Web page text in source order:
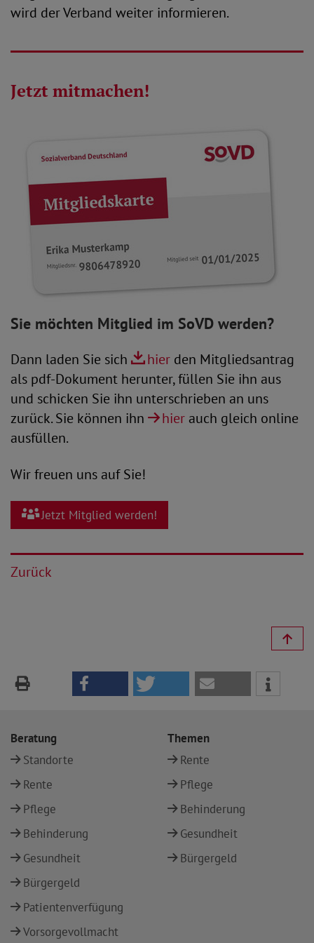
wird der Verband weiter informieren.
Jetzt mitmachen!
Sie möchten Mitglied im SoVD werden?
Dann laden Sie sich hier den Mitgliedsantrag
als pdf-Dokument herunter, füllen Sie ihn aus
und schicken Sie ihn unterschrieben an uns
zurück. Sie können ihn
hier auch gleich online
ausfüllen.
Wir freuen uns auf Sie!
Jetzt Mitglied werden!
Zurück
Beratung
Standorte
Rente
Pflege
Behinderung
Gesundheit
Bürgergeld
Patientenverfügung
Vorsorgevollmacht
Themen
Rente
Pflege
Behinderung
Gesundheit
Bürgergeld